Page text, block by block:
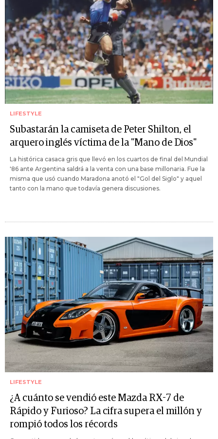
LIFESTYLE
Subastarán la camiseta de Peter Shilton, el
arquero inglés víctima de la "Mano de Dios"
La histórica casaca gris que llevó en los cuartos de final del Mundial
'86 ante Argentina saldrá a la venta con una base millonaria. Fue la
misma que usó cuando Maradona anotó el "Gol del Siglo" y aquel
tanto con la mano que todavía genera discusiones.
LIFESTYLE
¿A cuánto se vendió este Mazda RX-7 de
Rápido y Furioso? La cifra supera el millón y
rompió todos los récords